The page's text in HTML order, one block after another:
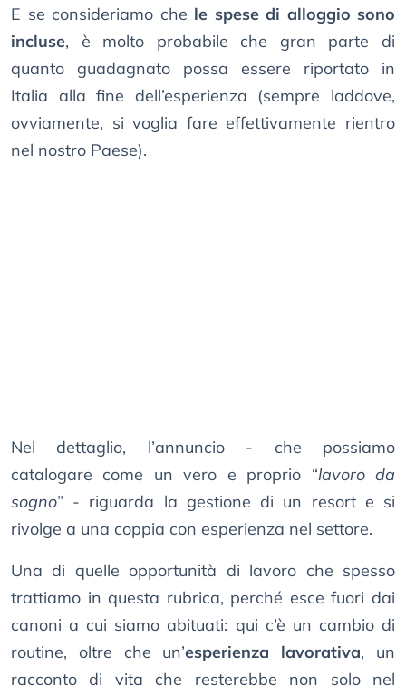
E se consideriamo che le spese di alloggio sono
incluse, è molto probabile che gran parte di
quanto guadagnato possa essere riportato in
Italia alla fine dell’esperienza (sempre laddove,
ovviamente, si voglia fare effettivamente rientro
nel nostro Paese).
Nel dettaglio, l’annuncio - che possiamo
catalogare come un vero e proprio “lavoro da
sogno” - riguarda la gestione di un resort e si
rivolge a una coppia con esperienza nel settore.
Una di quelle opportunità di lavoro che spesso
trattiamo in questa rubrica, perché esce fuori dai
canoni a cui siamo abituati: qui c’è un cambio di
routine, oltre che un’esperienza lavorativa, un
racconto di vita che resterebbe non solo nel